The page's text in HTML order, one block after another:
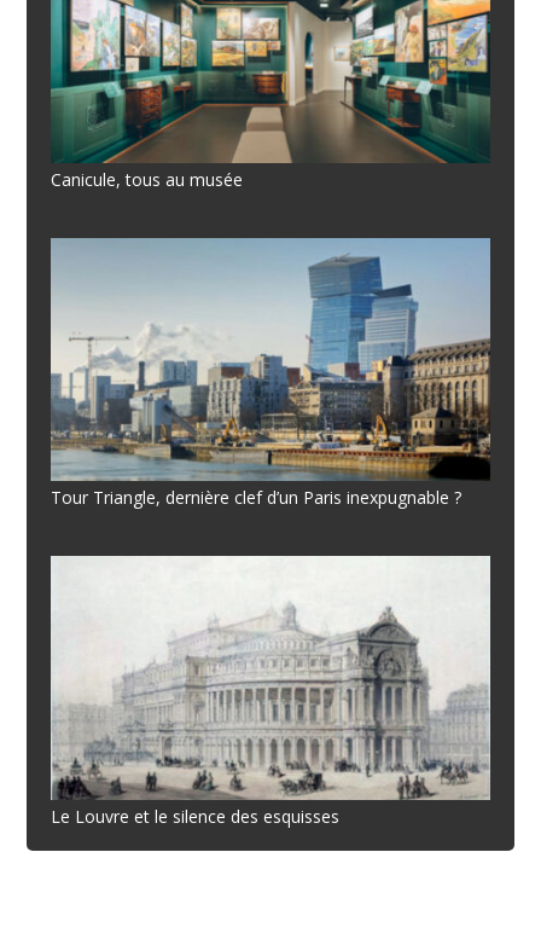
Canicule, tous au musée
Tour Triangle, dernière clef d’un Paris inexpugnable ?
Le Louvre et le silence des esquisses